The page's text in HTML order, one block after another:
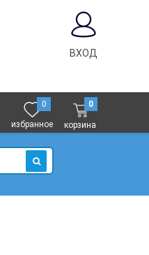
ВХОД
0
избранное
0
корзина
ИСКАТЬ